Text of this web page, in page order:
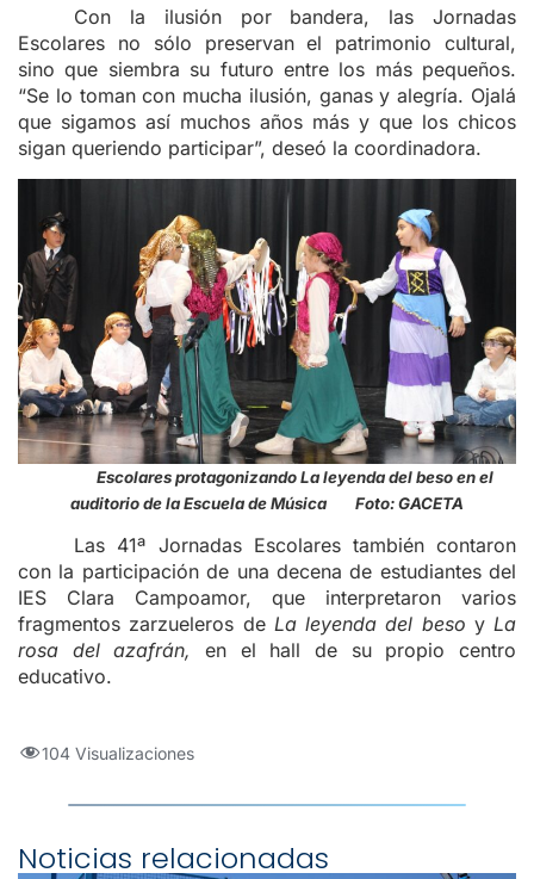
Con la ilusión por bandera, las Jornadas
Escolares no sólo preservan el patrimonio cultural,
sino que siembra su futuro entre los más pequeños.
“Se lo toman con mucha ilusión, ganas y alegría. Ojalá
que sigamos así muchos años más y que los chicos
sigan queriendo participar”, deseó la coordinadora.
Escolares protagonizando La leyenda del beso en el
auditorio de la Escuela de Música Foto: GACETA
Las 41ª Jornadas Escolares también contaron
con la participación de una decena de estudiantes del
IES Clara Campoamor, que interpretaron varios
fragmentos zarzueleros de La leyenda del beso y La
rosa del azafrán, en el hall de su propio centro
educativo.
104 Visualizaciones
Noticias relacionadas